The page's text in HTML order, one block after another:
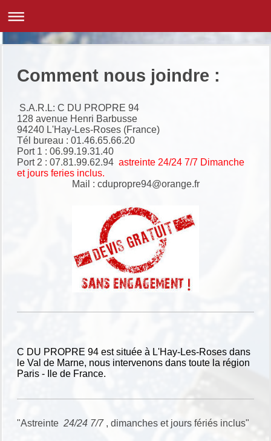
Comment nous joindre :
S.A.R.L: C DU PROPRE 94
128 avenue Henri Barbusse
94240 L'Hay-Les-Roses (France)
Tél bureau : 01.46.65.66.20
Port 1 : 06.99.19.31.40
Port 2 : 07.81.99.62.94 astreinte 24/24 7/7 Dimanche
et jours feries inclus.
Mail : cdupropre94@orange.fr
C DU PROPRE 94 est située à L'Hay-Les-Roses dans
le Val de Marne, nous intervenons dans toute la région
Paris - Ile de France.
"Astreinte 24/24 7/7 , dimanches et jours fériés inclus"